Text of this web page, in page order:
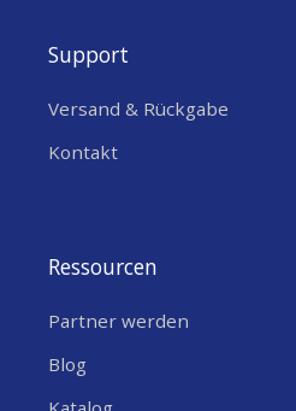
Support
Versand & Rückgabe
Kontakt
Ressourcen
Partner werden
Blog